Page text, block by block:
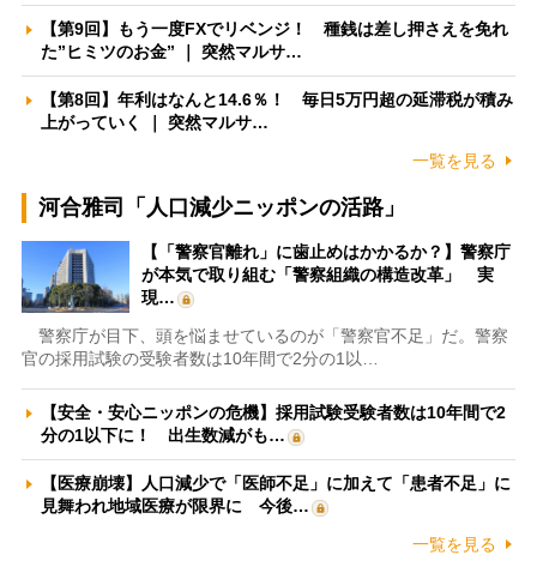
【第9回】もう一度FXでリベンジ！ 種銭は差し押さえを免れ
た”ヒミツのお金” ｜ 突然マルサ…
【第8回】年利はなんと14.6％！ 毎日5万円超の延滞税が積み
上がっていく ｜ 突然マルサ…
一覧を見る
河合雅司「人口減少ニッポンの活路」
【「警察官離れ」に歯止めはかかるか？】警察庁
が本気で取り組む「警察組織の構造改革」 実
現…
警察庁が目下、頭を悩ませているのが「警察官不足」だ。警察
官の採用試験の受験者数は10年間で2分の1以…
【安全・安心ニッポンの危機】採用試験受験者数は10年間で2
分の1以下に！ 出生数減がも…
【医療崩壊】人口減少で「医師不足」に加えて「患者不足」に
見舞われ地域医療が限界に 今後…
一覧を見る